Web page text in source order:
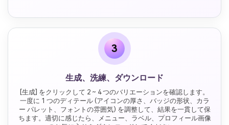
3
生成、洗練、ダウンロード
[生成] をクリックして 2 ~ 4 つのバリエーションを確認します。
一度に 1 つのディテール (アイコンの厚さ、バッジの形状、カラ
ー パレット、フォントの雰囲気) を調整して、結果を一貫して保
ちます。適切に感じたら、メニュー、ラベル、プロフィール画像